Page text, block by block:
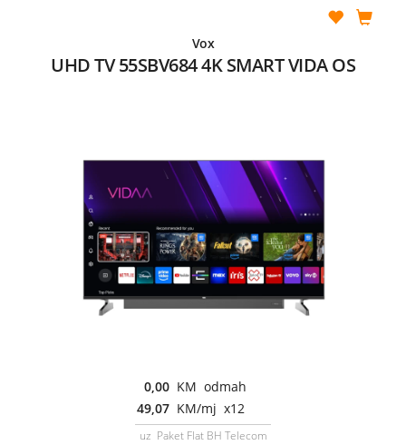
Vox
UHD TV 55SBV684 4K SMART VIDA OS
0,00 KM odmah
49,07 KM/mj x12
uz Paket Flat BH Telecom